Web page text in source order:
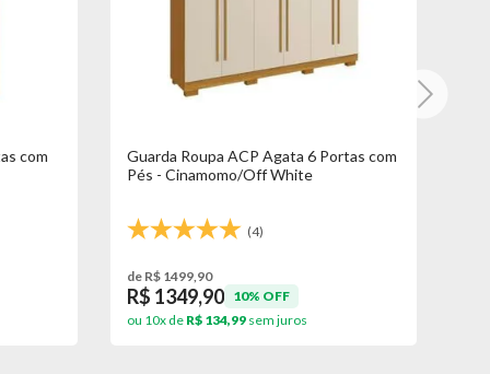
com
Guarda Roupa ACP Agata 6 Portas com
Pés - Cinamomo/Off White
(4)
de R$ 1499,90
R$ 1349,90 10% OFF
ou 10x de R$ 134,99 sem juros